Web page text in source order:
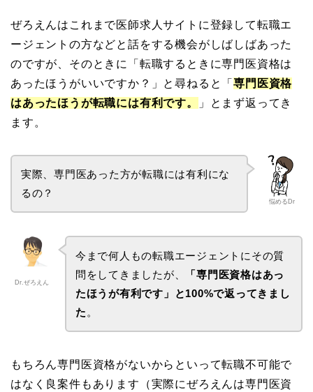
ぜろえんはこれまで医師求人サイトに登録して転職エ
ージェントの方などと話をする機会がしばしばあった
のですが、そのときに「転職するときに専門医資格は
あったほうがいいですか？」と尋ねると「専門医資格
はあったほうが転職には有利です。
」とまず返ってき
ます。
悩めるDr
実際、専門医あった方が転職には有利にな
るの？
Dr.ぜろえん
今まで何人もの転職エージェントにその質
問をしてきましたが、
「専門医資格はあっ
たほうが有利です」と100%で返ってきまし
た 。
もちろん専門医資格がないからといって転職不可能で
はなく良案件もあります（実際にぜろえんは専門医資